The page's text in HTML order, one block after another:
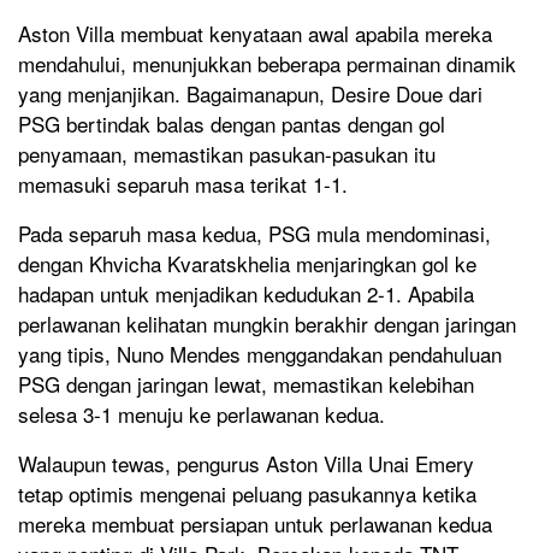
Aston Villa membuat kenyataan awal apabila mereka
mendahului, menunjukkan beberapa permainan dinamik
yang menjanjikan. Bagaimanapun, Desire Doue dari
PSG bertindak balas dengan pantas dengan gol
penyamaan, memastikan pasukan-pasukan itu
memasuki separuh masa terikat 1-1.
Pada separuh masa kedua, PSG mula mendominasi,
dengan Khvicha Kvaratskhelia menjaringkan gol ke
hadapan untuk menjadikan kedudukan 2-1. Apabila
perlawanan kelihatan mungkin berakhir dengan jaringan
yang tipis, Nuno Mendes menggandakan pendahuluan
PSG dengan jaringan lewat, memastikan kelebihan
selesa 3-1 menuju ke perlawanan kedua.
Walaupun tewas, pengurus Aston Villa Unai Emery
tetap optimis mengenai peluang pasukannya ketika
mereka membuat persiapan untuk perlawanan kedua